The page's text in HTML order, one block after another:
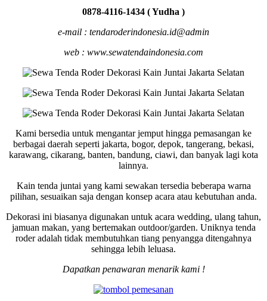
0878-4116-1434 ( Yudha )
e-mail : tendaroderindonesia.id@admin
web : www.sewatendaindonesia.com
Kami bersedia untuk mengantar jemput hingga pemasangan ke
berbagai daerah seperti jakarta, bogor, depok, tangerang, bekasi,
karawang, cikarang, banten, bandung, ciawi, dan banyak lagi kota
lainnya.
Kain tenda juntai yang kami sewakan tersedia beberapa warna
pilihan, sesuaikan saja dengan konsep acara atau kebutuhan anda.
Dekorasi ini biasanya digunakan untuk acara wedding, ulang tahun,
jamuan makan, yang bertemakan outdoor/garden. Uniknya tenda
roder adalah tidak membutuhkan tiang penyangga ditengahnya
sehingga lebih leluasa.
Dapatkan penawaran menarik kami !